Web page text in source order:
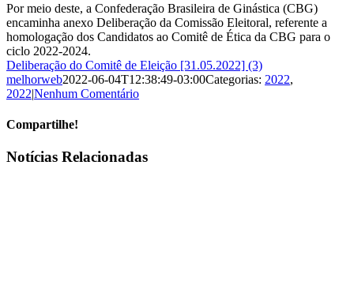
Por meio deste, a Confederação Brasileira de Ginástica (CBG)
encaminha anexo Deliberação da Comissão Eleitoral, referente a
homologação dos Candidatos ao Comitê de Ética da CBG para o
ciclo 2022-2024.
Deliberação do Comitê de Eleição [31.05.2022] (3)
melhorweb2022-06-04T12:38:49-03:00Categorias: 2022,
2022|Nenhum Comentário
Compartilhe!
Facebook
X
WhatsApp
E-
Notícias Relacionadas